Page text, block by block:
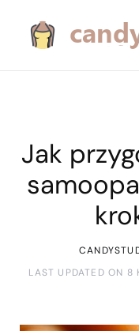
Jak
LAST UPDATED ON